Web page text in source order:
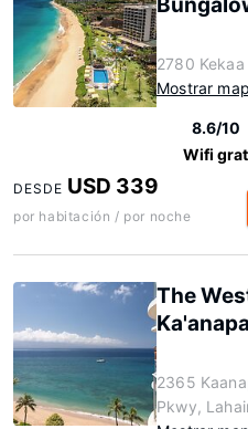
2780
Mostrar
8.6/10
Wifi
DESDE USD 339
por habitación / por noche
The
2365
Pkwy,